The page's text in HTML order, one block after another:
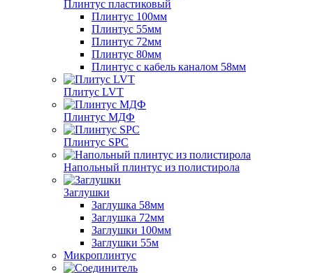
Плинтус пластиковый
Плинтус 100мм
Плинтус 55мм
Плинтус 72мм
Плинтус 80мм
Плинтус с кабель каналом 58мм
Плитус LVT
Плинтус МДФ
Плинтус SPC
Напольный плинтус из полистирола
Заглушки
Заглушка 58мм
Заглушка 72мм
Заглушки 100мм
Заглушки 55м
Микроплинтус